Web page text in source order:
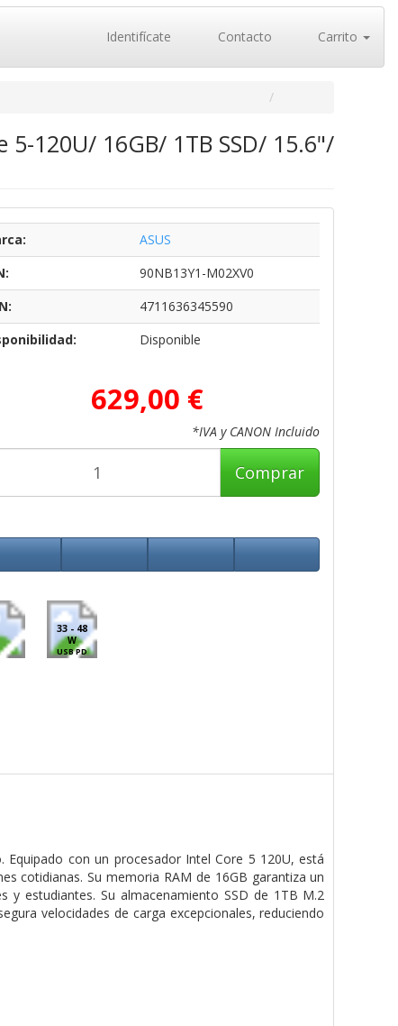
Identifícate Contacto Carrito
5-120U/ 16GB/ 1TB SSD/ 15.6"/
ASUS
90NB13Y1-M02XV0
4711636345590
Disponible
629,00 €
*IVA y CANON Incluido
Comprar
33 - 48
W
USB PD
con un procesador Intel Core 5 120U, está
cotidianas. Su memoria RAM de 16GB garantiza un
estudiantes. Su almacenamiento SSD de 1TB M.2
velocidades de carga excepcionales, reduciendo